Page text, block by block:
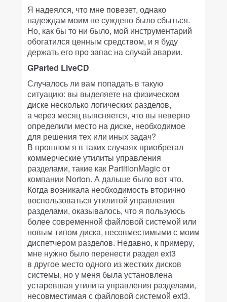
Я надеялся, что мне повезет, однако
надеждам моим не суждено было сбыться.
Но, как бы то ни было, мой инструментарий
обогатился ценным средством, и я буду
держать его про запас на случай аварии.
GParted LiveCD
Случалось ли вам попадать в такую
ситуацию: вы выделяете на физическом
диске несколько логических разделов,
а через месяц выясняется, что вы неверно
определили место на диске, необходимое
для решения тех или иных задач?
В прошлом я в таких случаях приобретал
коммерческие утилиты управления
разделами, такие как PartitionMagic от
компании Norton. А дальше было вот что.
Когда возникала необходимость вторично
воспользоваться утилитой управления
разделами, оказывалось, что я пользуюсь
более современной файловой системой или
новым типом диска, несовместимыми с моим
диспетчером разделов. Недавно, к примеру,
мне нужно было перенести раздел ext3
в другое место одного из жестких дисков
системы, но у меня была установлена
устаревшая утилита управления разделами,
несовместимая с файловой системой ext3.